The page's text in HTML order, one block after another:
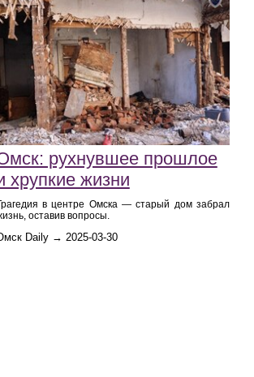
рухнувшее прошлое
хрупкие жизни
в центре Омска — старый дом забрал
оставив вопросы.
Daily → 2025-03-30